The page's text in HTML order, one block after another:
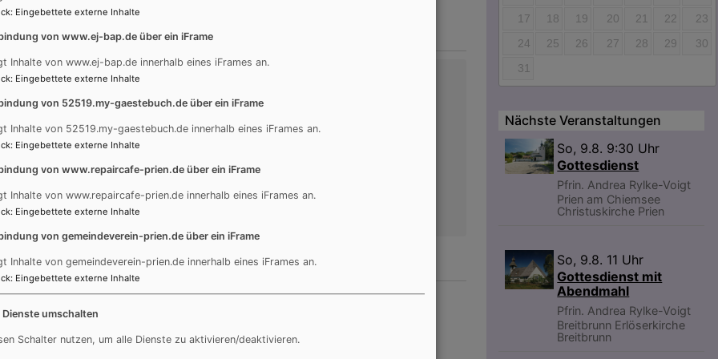
der mir hilft; täglich harre ich auf dich.
gegeben; suchet, so werdet ihr finden; klopfet an, so wird euch
Unität –
Herrnhuter Brüdergemeine
finden Siehier.
Inhalte von Facebook anzeigen?
Ja (einmalig)
17
18 19 20 21 22
23
24
25 26 27 28 29
30
31
Nächste Veranstaltungen
So, 9.8. 9:30 Uhr
Gottesdienst
Pfrin. Andrea Rylke-Voigt
Prien am Chiemsee
Christuskirche Prien
So, 9.8. 11 Uhr
Gottesdienst mit
Abendmahl
Pfrin. Andrea Rylke-Voigt
Breitbrunn Erlöserkirche
Breitbrunn
: Eingebettete externe Inhalte
von www.ej-bap.de über ein iFrame
Inhalte von www.ej-bap.de innerhalb eines iFrames an.
: Eingebettete externe Inhalte
von 52519.my-gaestebuch.de über ein iFrame
Inhalte von 52519.my-gaestebuch.de innerhalb eines iFrames an.
: Eingebettete externe Inhalte
von www.repaircafe-prien.de über ein iFrame
Inhalte von www.repaircafe-prien.de innerhalb eines iFrames an.
: Eingebettete externe Inhalte
von gemeindeverein-prien.de über ein iFrame
Inhalte von gemeindeverein-prien.de innerhalb eines iFrames an.
: Eingebettete externe Inhalte
Dienste umschalten
Schalter nutzen, um alle Dienste zu aktivieren/deaktivieren.